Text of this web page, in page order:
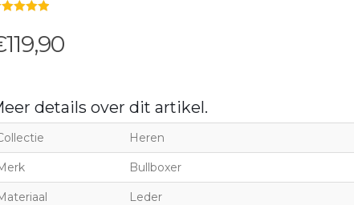
details over dit artikel.
Heren
Bullboxer
Leder